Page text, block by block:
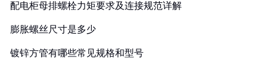
配电柜母排螺栓力矩要求及连接规范详解
膨胀螺丝尺寸是多少
镀锌方管有哪些常见规格和型号